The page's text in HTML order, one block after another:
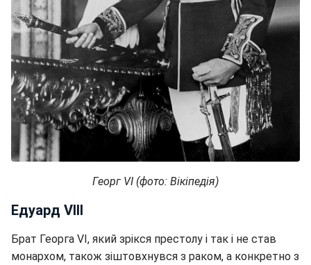
Георг VI​​​​​​​ (фото: Вікіпедія)
Едуард VIII
Брат Георга VI, який зрікся престолу і так і не став
монархом, також зіштовхнувся з раком, а конкретно з